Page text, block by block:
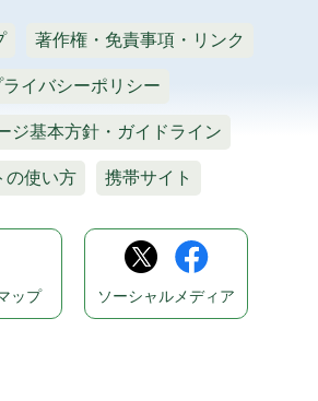
著作権・免責事項・リンク
ライバシーポリシー
ジ基本方針・ガイドライン
の使い方 携帯サイト
ップ ソーシャルメディア